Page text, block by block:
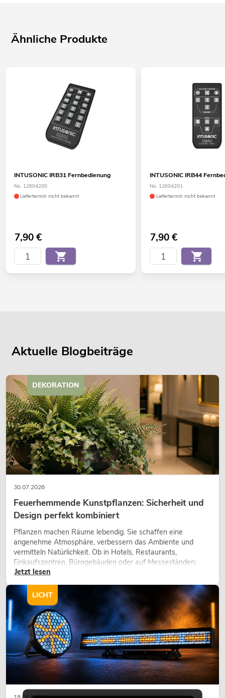
Ähnliche Produkte
INTUSONIC IRB31 Fernbedienung
No. 12604200
Liefertermin nicht bekannt
7,90€
INTUSONIC IRB44
No. 12604201
Liefertermin nicht bekannt
7,90€
Aktuelle Blogbeiträge
30.07.2026
Feuerhemmende Kunstpflanzen: Sicherheit und
Design perfekt kombiniert
Pflanzen machen Räume lebendig. Sie schaffen eine
angenehme Atmosphäre, verbessern das Ambiente und
vermitteln Natürlichkeit. Ob in Hotels, Restaurants,
Einkaufszentren, Bürogebäuden oder auf Messeständen:
eine hochwertige Begrünung gehört heute längst zum
modernen Raumkonzept.
Jetzt lesen
DEKORATION
LICHT